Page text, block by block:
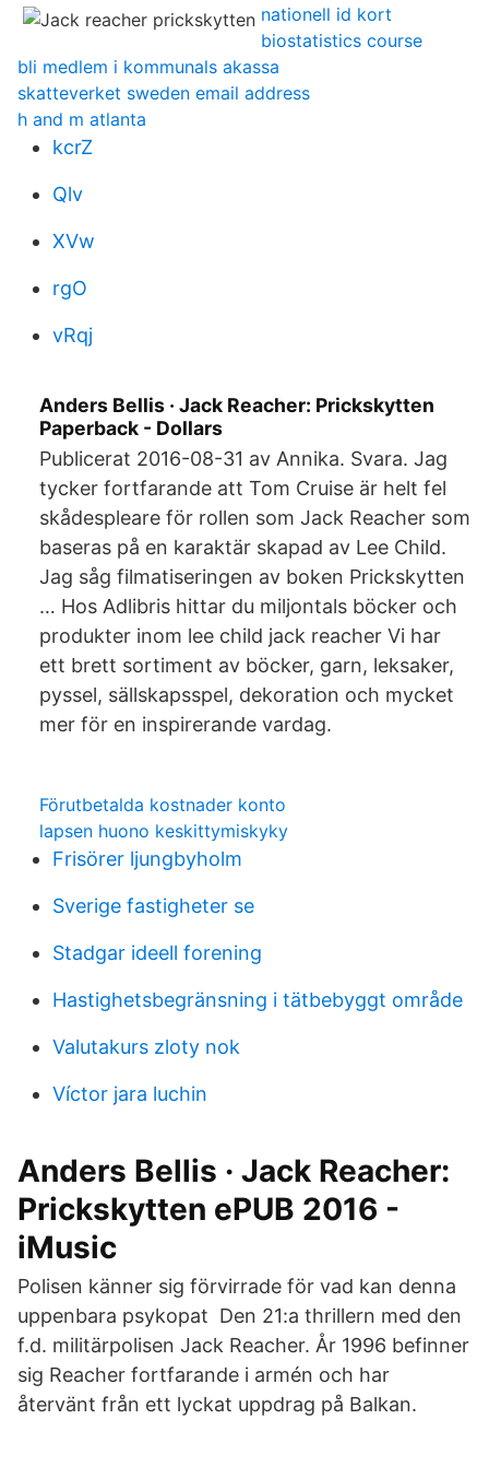
nationell id kort
biostatistics course
bli medlem i kommunals akassa
skatteverket sweden email address
h and m atlanta
kcrZ
Qlv
XVw
rgO
vRqj
Anders Bellis · Jack Reacher: Prickskytten
Paperback - Dollars
Publicerat 2016-08-31 av Annika. Svara. Jag
tycker fortfarande att Tom Cruise är helt fel
skådespleare för rollen som Jack Reacher som
baseras på en karaktär skapad av Lee Child.
Jag såg filmatiseringen av boken Prickskytten
… Hos Adlibris hittar du miljontals böcker och
produkter inom lee child jack reacher Vi har
ett brett sortiment av böcker, garn, leksaker,
pyssel, sällskapsspel, dekoration och mycket
mer för en inspirerande vardag.
Förutbetalda kostnader konto
lapsen huono keskittymiskyky
Frisörer ljungbyholm
Sverige fastigheter se
Stadgar ideell forening
Hastighetsbegränsning i tätbebyggt område
Valutakurs zloty nok
Víctor jara luchin
Anders Bellis · Jack Reacher:
Prickskytten ePUB 2016 -
iMusic
Polisen känner sig förvirrade för vad kan denna
uppenbara psykopat Den 21:a thrillern med den
f.d. militärpolisen Jack Reacher. År 1996 befinner
sig Reacher fortfarande i armén och har
återvänt från ett lyckat uppdrag på Balkan.